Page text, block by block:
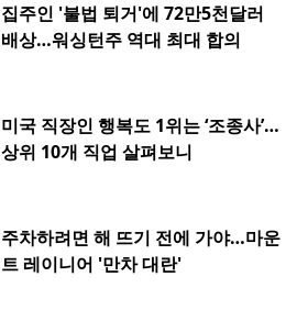
집주인 '불법 퇴거'에 72만5천달러
배상…워싱턴주 역대 최대 합의
미국 직장인 행복도 1위는 ‘조종사’…
상위 10개 직업 살펴보니
주차하려면 해 뜨기 전에 가야…마운
트 레이니어 '만차 대란'